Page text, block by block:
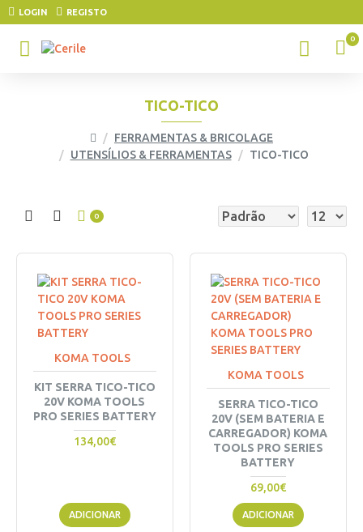
LOGIN REGISTO
0
FERRAMENTAS & BRICOLAGE
UTENSÍLIOS & FERRAMENTAS
TICO-TICO
TICO-TICO
0
KOMA TOOLS
KIT SERRA TICO-TICO
20V KOMA TOOLS
PRO SERIES BATTERY
134,00€
ADICIONAR
KOMA TOOLS
SERRA TICO-TICO
20V (SEM BATERIA E
CARREGADOR) KOMA
TOOLS PRO SERIES
BATTERY
69,00€
ADICIONAR